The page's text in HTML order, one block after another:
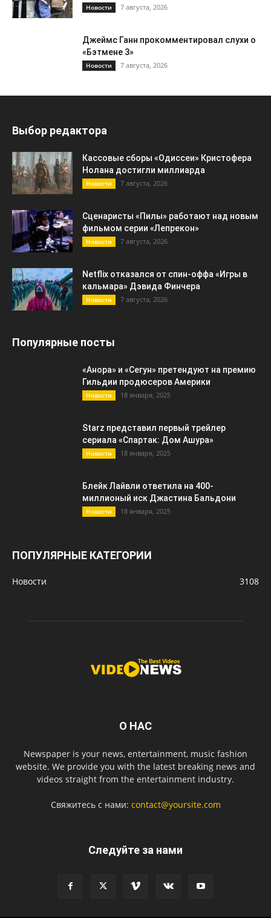
Новости 7 августа, 2026
Джеймс Ганн прокомментировал слухи о
«Бэтмене 3»
Новости 7 августа, 2026
Выбор редактора
Кассовые сборы «Одиссеи» Кристофера
Нолана достигли миллиарда
Новости 7 августа, 2026
Сценаристы «Пилы» работают над новым
фильмом серии «Лепрекон»
Новости 7 августа, 2026
Netflix отказался от спин-оффа «Игры в
кальмара» Дэвида Финчера
Новости 7 августа, 2026
Популярные посты
«Анора» и «Сегун» претендуют на премию
Гильдии продюсеров Америки
Новости 18 января, 2025
Starz представил первый трейлер
сериала «Спартак: Дом Ашура»
Новости 18 января, 2025
Блейк Лайвли ответила на 400-
миллионый иск Джастина Бальдони
Новости 18 января, 2025
ПОПУЛЯРНЫЕ КАТЕГОРИИ
Новости 3108
О НАС
Newspaper is your news, entertainment, music fashion
website. We provide you with the latest breaking news and
videos straight from the entertainment industry.
Свяжитесь с нами: contact@yoursite.com
Следуйте за нами